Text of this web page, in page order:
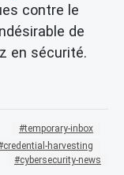
contre le
de
en sécurité.
temporary-inbox
credential-harvesting
cybersecurity-news